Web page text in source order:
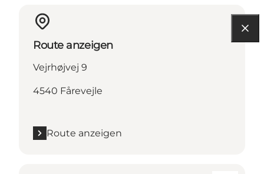
Route anzeigen
Vejrhøjvej 9
4540 Fårevejle
Route anzeigen